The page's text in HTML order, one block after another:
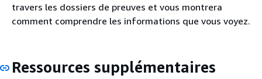
travers les dossiers de preuves et vous montrera
comment comprendre les informations que vous voyez.
Ressources supplémentaires